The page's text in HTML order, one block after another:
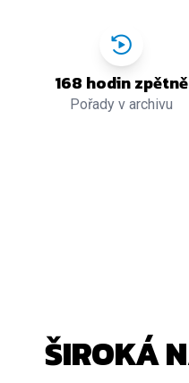
168 hodin zpětně
Pořady v archivu
ŠIROKÁ